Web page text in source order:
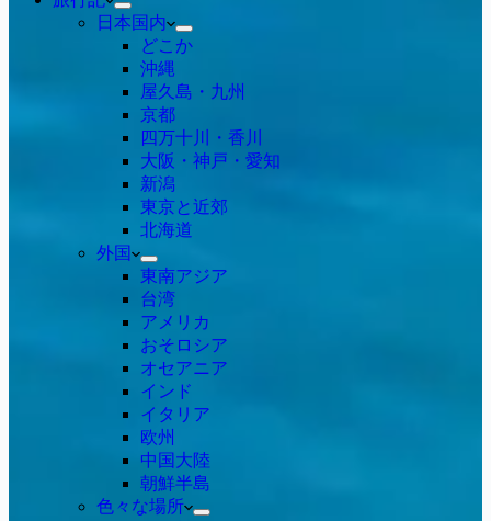
日本国内
どこか
沖縄
屋久島・九州
京都
四万十川・香川
大阪・神戸・愛知
新潟
東京と近郊
北海道
外国
東南アジア
台湾
アメリカ
おそロシア
オセアニア
インド
イタリア
欧州
中国大陸
朝鮮半島
色々な場所